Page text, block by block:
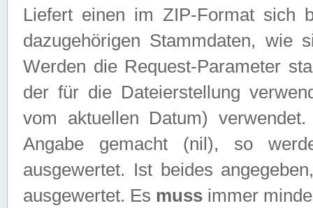
Liefert einen im ZIP-Format sich
dazugehörigen Stammdaten, wie
Werden die Request-Parameter
der für die Dateierstellung
vom aktuellen Datum)
Angabe gemacht (nil), so
ausgewertet. Ist beides
ausgewertet. Es muss immer